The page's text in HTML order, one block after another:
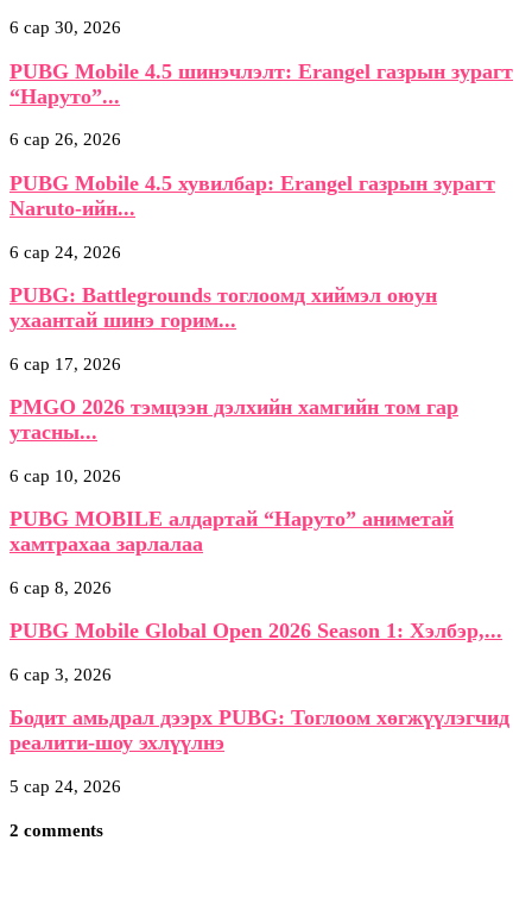
6 сар 30, 2026
PUBG Mobile 4.5 шинэчлэлт: Erangel газрын зурагт
“Наруто”...
6 сар 26, 2026
PUBG Mobile 4.5 хувилбар: Erangel газрын зурагт
Naruto-ийн...
6 сар 24, 2026
PUBG: Battlegrounds тоглоомд хиймэл оюун
ухаантай шинэ горим...
6 сар 17, 2026
PMGO 2026 тэмцээн дэлхийн хамгийн том гар
утасны...
6 сар 10, 2026
PUBG MOBILE алдартай “Наруто” аниметай
хамтрахаа зарлалаа
6 сар 8, 2026
PUBG Mobile Global Open 2026 Season 1: Хэлбэр,...
6 сар 3, 2026
Бодит амьдрал дээрх PUBG: Тоглоом хөгжүүлэгчид
реалити-шоу эхлүүлнэ
5 сар 24, 2026
2 comments